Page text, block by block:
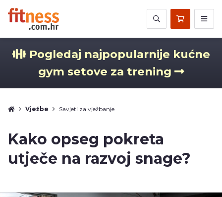
Pogledaj najpopularnije kućne
gym setove za trening
Vježbe Savjeti za vježbanje
Kako opseg pokreta
utječe na razvoj snage?